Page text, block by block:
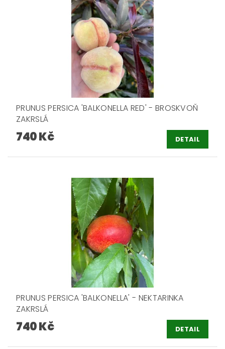
PRUNUS PERSICA 'BALKONELLA RED' - BROSKVOŇ
ZAKRSLÁ
740 Kč DETAIL
PRUNUS PERSICA 'BALKONELLA' - NEKTARINKA
ZAKRSLÁ
740 Kč DETAIL